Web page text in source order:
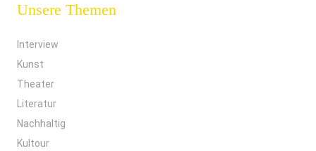
Unsere Themen
Interview
Kunst
Theater
Literatur
Nachhaltig
Kultour